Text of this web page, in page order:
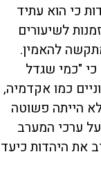
כי הוא עתיד
לשיעורים
להאמין.
"כמי שגדל
כמו אקדמיה,
הייתה פשוטה
על ערכי המערב
את היהדות כיעד